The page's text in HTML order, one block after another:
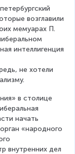
возглавили
мемуарах П.
интеллигенция
не хотели
в столице
начать
«народного
внутренних дел